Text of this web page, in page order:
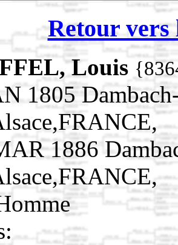
Retour vers
Louis
1805
1886